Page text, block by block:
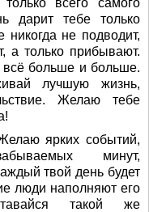
всего самого
дарит тебе только
никогда не подводит,
а только прибывают.
больше и больше.
лучшую жизнь,
Желаю тебе
ярких событий,
минут,
твой день будет
люди наполняют его
такой же